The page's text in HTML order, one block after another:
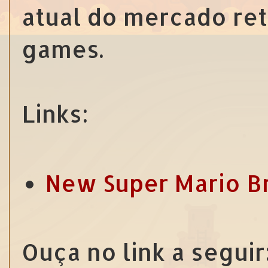
atual do mercado
games.
Links:
New Super Mario
Ouça no link a